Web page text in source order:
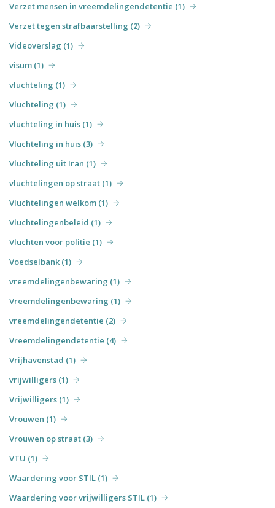
Verzet mensen in vreemdelingendetentie (1)
Verzet tegen strafbaarstelling (2)
Videoverslag (1)
visum (1)
vluchteling (1)
Vluchteling (1)
vluchteling in huis (1)
Vluchteling in huis (3)
Vluchteling uit Iran (1)
vluchtelingen op straat (1)
Vluchtelingen welkom (1)
Vluchtelingenbeleid (1)
Vluchten voor politie (1)
Voedselbank (1)
vreemdelingenbewaring (1)
Vreemdelingenbewaring (1)
vreemdelingendetentie (2)
Vreemdelingendetentie (4)
Vrijhavenstad (1)
vrijwilligers (1)
Vrijwilligers (1)
Vrouwen (1)
Vrouwen op straat (3)
VTU (1)
Waardering voor STIL (1)
Waardering voor vrijwilligers STIL (1)